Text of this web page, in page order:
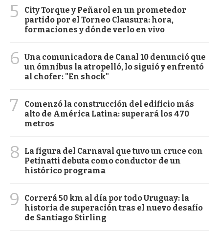
5
City Torque y Peñarol en un prometedor
partido por el Torneo Clausura: hora,
formaciones y dónde verlo en vivo
6 Una comunicadora de Canal 10 denunció que
un ómnibus la atropelló, lo siguió y enfrentó
al chofer: "En shock"
7
Comenzó la construcción del edificio más
alto de América Latina: superará los 470
metros
8
La figura del Carnaval que tuvo un cruce con
Petinatti debuta como conductor de un
histórico programa
9
Correrá 50 km al día por todo Uruguay: la
historia de superación tras el nuevo desafío
de Santiago Stirling